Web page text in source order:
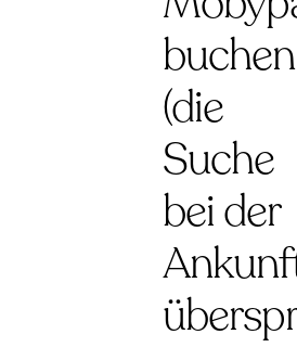
buchen
(die
Suche
bei der